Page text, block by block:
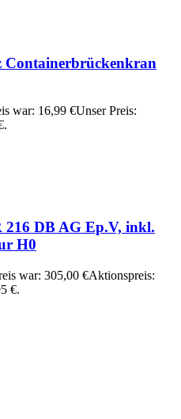
Containerbrückenkran
war: 16,99 €Unser Preis:
216 DB AG Ep.V, inkl.
H0
war: 305,00 €Aktionspreis:
€.